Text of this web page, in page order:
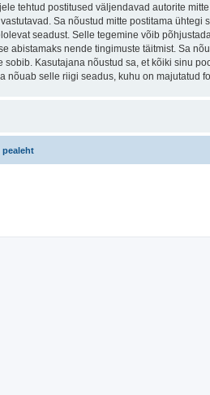
tehtud postitused väljendavad autorite
Sa nõustud mitte postitama
seadust. Selle tegemine võib
abistamaks nende tingimuste täitmist. Sa
sobib. Kasutajana nõustud sa, et kõiki sinu
nõuab selle riigi seadus, kuhu on majutatud
pealeht